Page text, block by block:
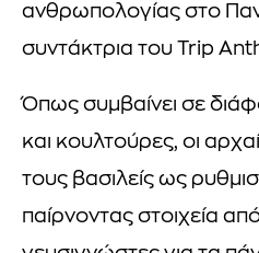
ανθρωπολογίας στο
συντάκτρια του Trip
Όπως συμβαίνει σε
και κουλτούρες, οι
τους βασιλείς ως
παίρνοντας στοιχεία